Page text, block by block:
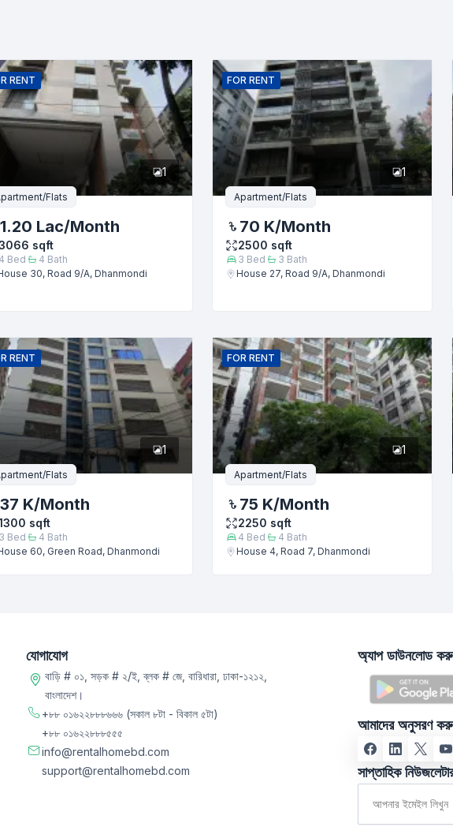
ইমেইল
RENT
1
Flats
1.20 Lac/Month
sqft
4 Bed 4 Bath
30, Road 9/A, Dhanmondi
FOR RENT
1
Apartment/Flats
70 K/Month
2500 sqft
3 Bed 3 Bath
House 27, Road 9/A, Dhanmondi
RENT
1
Flats
37 K/Month
sqft
3 Bed 4 Bath
60, Green Road, Dhanmondi
FOR RENT
1
Apartment/Flats
75 K/Month
2250 sqft
4 Bed 4 Bath
House 4, Road 7, Dhanmondi
যোগাযোগ
বাড়ি # ০১, সড়ক # ২/ই, ব্লক # জে, বারিধারা, ঢাকা-১২১২,
বাংলাদেশ।
+৮৮ ০১৬২২৮৮৮৬৬৬ (সকাল ৮টা - বিকাল ৫টা)
+৮৮ ০১৬২২৮৮৮৫৫৫
info@rentalhomebd.com
support@rentalhomebd.com
অ্যাপ ডাউনলোড
আমাদের অনুসরণ
সাপ্তাহিক